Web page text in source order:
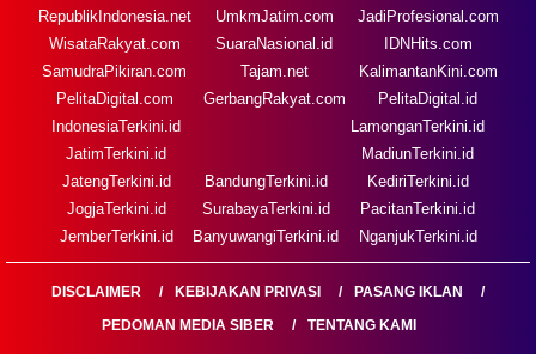
RepublikIndonesia.net
WisataRakyat.com
SamudraPikiran.com
PelitaDigital.com
UmkmJatim.com
SuaraNasional.id
Tajam.net
GerbangRakyat.com
JadiProfesional.com
IDNHits.com
KalimantanKini.com
PelitaDigital.id
IndonesiaTerkini.id
JatimTerkini.id
JatengTerkini.id
JogjaTerkini.id
JemberTerkini.id
BandungTerkini.id
SurabayaTerkini.id
BanyuwangiTerkini.id
LamonganTerkini.id
MadiunTerkini.id
KediriTerkini.id
PacitanTerkini.id
NganjukTerkini.id
DISCLAIMER KEBIJAKAN PRIVASI
PASANG IKLAN
PEDOMAN MEDIA SIBER
TENTANG KAMI